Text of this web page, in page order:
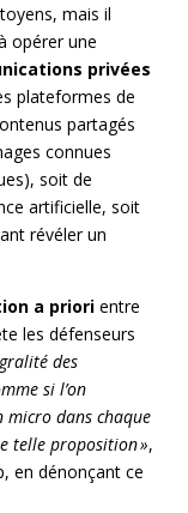
mais il
opérer une
privées
plateformes de
partagés
connues
soit de
artificielle, soit
révéler un
a priori entre
les défenseurs
des
si l’on
dans chaque
telle proposition »,
en dénonçant ce